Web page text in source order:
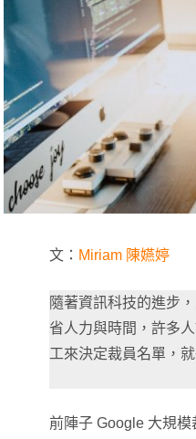
文： Miriam 陳嬿婷
隨著資訊科技的進步
省人力與時間，許多
工來決定裁員名單，
前陣子 Google 大規